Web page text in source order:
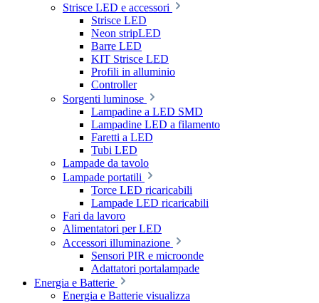
Strisce LED e accessori
Strisce LED
Neon stripLED
Barre LED
KIT Strisce LED
Profili in alluminio
Controller
Sorgenti luminose
Lampadine a LED SMD
Lampadine LED a filamento
Faretti a LED
Tubi LED
Lampade da tavolo
Lampade portatili
Torce LED ricaricabili
Lampade LED ricaricabili
Fari da lavoro
Alimentatori per LED
Accessori illuminazione
Sensori PIR e microonde
Adattatori portalampade
Energia e Batterie
Energia e Batterie visualizza